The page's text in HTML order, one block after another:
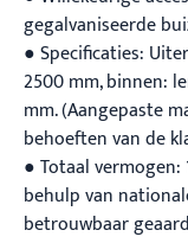
gegalvaniseerde
● Specificaties:
2500 mm, binnen:
mm. (Aangepaste
behoeften van de
● Totaal vermogen:
behulp van
betrouwbaar